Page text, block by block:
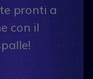
pronti a
con il